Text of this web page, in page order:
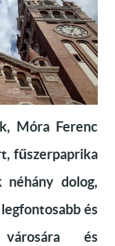
Móra Ferenc
fűszerpaprika
dolog,
és
városára és